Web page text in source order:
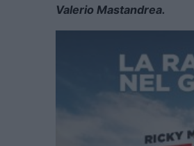
Valerio Mastandrea.